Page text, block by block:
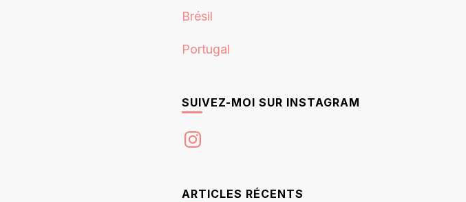
Brésil
Portugal
SUIVEZ-MOI SUR INSTAGRAM
Instagram
ARTICLES RÉCENTS